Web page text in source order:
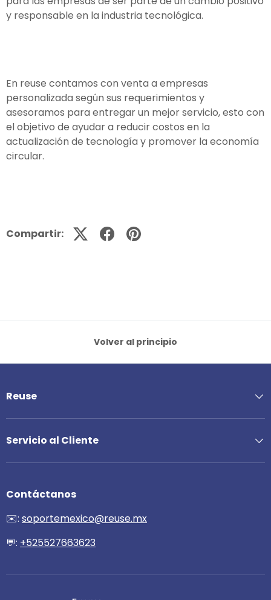
y responsable en la industria tecnológica.
En reuse contamos con venta a empresas
personalizada según sus requerimientos y
asesoramos para entregar un mejor servicio, esto con
el objetivo de ayudar a reducir costos en la
actualización de tecnología y promover la economía
circular.
Compartir:
Volver al principio
Reuse
Servicio al Cliente
Contáctanos
✉️: soportemexico@reuse.mx
💬: +525527663623